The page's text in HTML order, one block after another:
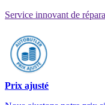
Service innovant de
Prix ajusté